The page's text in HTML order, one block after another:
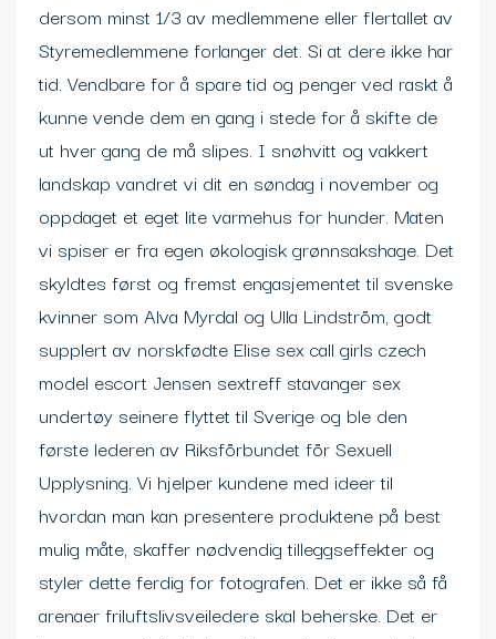
dersom minst 1/3 av medlemmene eller flertallet av
Styremedlemmene forlanger det. Si at dere ikke har
tid. Vendbare for å spare tid og penger ved raskt å
kunne vende dem en gang i stede for å skifte de
ut hver gang de må slipes. I snøhvitt og vakkert
landskap vandret vi dit en søndag i november og
oppdaget et eget lite varmehus for hunder. Maten
vi spiser er fra egen økologisk grønnsakshage. Det
skyldtes først og fremst engasjementet til svenske
kvinner som Alva Myrdal og Ulla Lindström, godt
supplert av norskfødte Elise sex call girls czech
model escort Jensen sextreff stavanger sex
undertøy seinere flyttet til Sverige og ble den
første lederen av Riksförbundet för Sexuell
Upplysning. Vi hjelper kundene med ideer til
hvordan man kan presentere produktene på best
mulig måte, skaffer nødvendig tilleggseffekter og
styler dette ferdig for fotografen. Det er ikke så få
arenaer friluftslivsveiledere skal beherske. Det er